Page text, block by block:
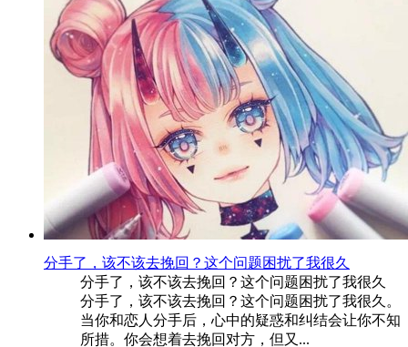
​分手了，该不该去挽回？这个问题困扰了我很久
分手了，该不该去挽回？这个问题困扰了我很久
分手了，该不该去挽回？这个问题困扰了我很久。
当你和恋人分手后，心中的疑惑和纠结会让你不知
所措。你会想着去挽回对方，但又...